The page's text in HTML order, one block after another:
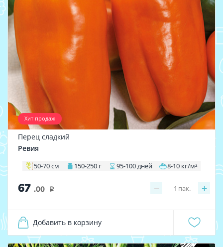
Хит продаж
Перец сладкий
Ревия
50-70 см 150-250 г 95-100 дней 8-10 кг/м²
67 .00 i − +
1 пак.
Добавить в корзину